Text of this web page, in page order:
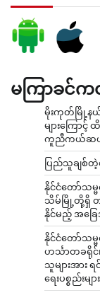
မကြာခင်
မိုးကုတ်မြို့နယ်
များကြောင့်
ကူညီကယ်ဆယ်ရ
ပြည်သူချစ်
နိုင်ငံတော်သမ္
သိမ်မြို့တို့ရှိ တ
နိုင်မည့် အခြေ
နိုင်ငံတော်သမ္
ဟင်္သာတခရိုင်
သူများအား
ရေးပစ္စည်းမျ